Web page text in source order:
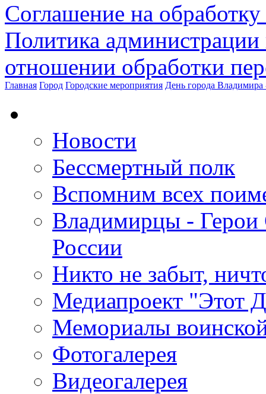
Соглашение на
Политика
отношении обработки
Главная Город Городские мероприятия День города Владимира
Новости
Бессмертный полк
Вспомним всех
Владимирцы - Герои
России
Никто не забыт,
Медиапроект "Этот
Мемориалы
Фотогалерея
Видеогалерея